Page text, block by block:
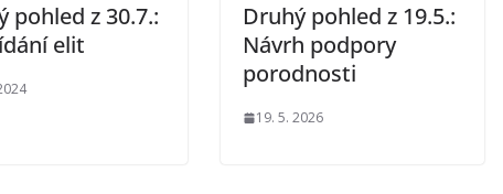
pohled z 30.7.:
elit
Druhý pohled z 19.5.:
Návrh podpory
porodnosti
19. 5. 2026